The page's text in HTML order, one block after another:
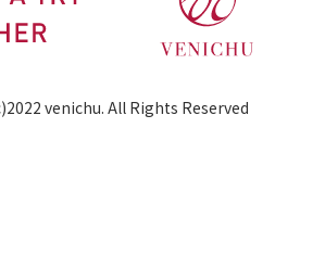
venichu. All Rights Reserved